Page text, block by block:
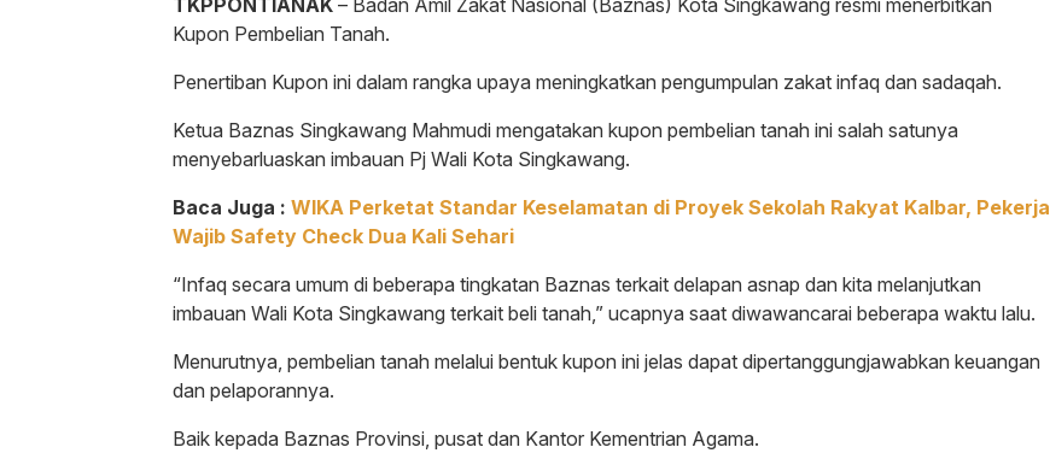
TKPPONTIANAK – Badan Amil Zakat Nasional (Baznas) Kota Singkawang resmi menerbitkan
Kupon Pembelian Tanah.
Penertiban Kupon ini dalam rangka upaya meningkatkan pengumpulan zakat infaq dan sadaqah.
Ketua Baznas Singkawang Mahmudi mengatakan kupon pembelian tanah ini salah satunya
menyebarluaskan imbauan Pj Wali Kota Singkawang.
Baca Juga : WIKA Perketat Standar Keselamatan di Proyek Sekolah Rakyat Kalbar, Pekerja
Wajib Safety Check Dua Kali Sehari
“Infaq secara umum di beberapa tingkatan Baznas terkait delapan asnap dan kita melanjutkan
imbauan Wali Kota Singkawang terkait beli tanah,” ucapnya saat diwawancarai beberapa waktu lalu.
Menurutnya, pembelian tanah melalui bentuk kupon ini jelas dapat dipertanggungjawabkan keuangan
dan pelaporannya.
Baik kepada Baznas Provinsi, pusat dan Kantor Kementrian Agama.